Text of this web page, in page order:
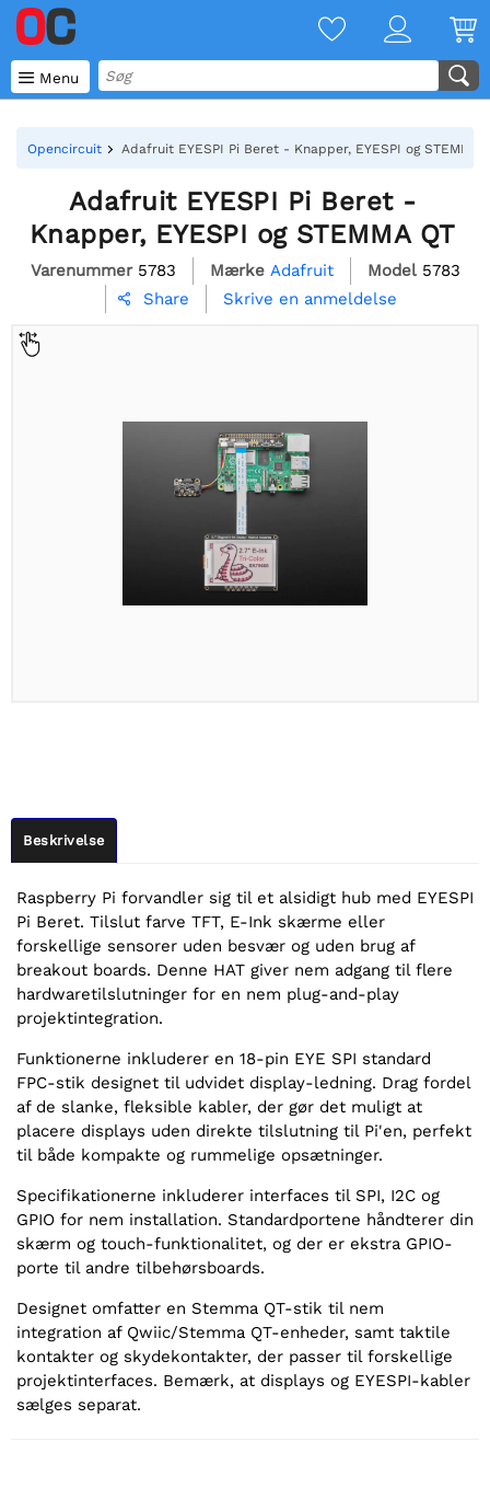
 Menu
Opencircuit Adafruit EYESPI Pi Beret - Knapper, EYESPI og STEMMA
Adafruit EYESPI Pi Beret -
Knapper, EYESPI og STEMMA QT
Varenummer 5783 Mærke Adafruit Model 5783
 Share Skrive en anmeldelse
Beskrivelse
Raspberry Pi forvandler sig til et alsidigt hub med EYESPI
Pi Beret. Tilslut farve TFT, E-Ink skærme eller
forskellige sensorer uden besvær og uden brug af
breakout boards. Denne HAT giver nem adgang til flere
hardwaretilslutninger for en nem plug-and-play
projektintegration.
Funktionerne inkluderer en 18-pin EYE SPI standard
FPC-stik designet til udvidet display-ledning. Drag fordel
af de slanke, fleksible kabler, der gør det muligt at
placere displays uden direkte tilslutning til Pi'en, perfekt
til både kompakte og rummelige opsætninger.
Specifikationerne inkluderer interfaces til SPI, I2C og
GPIO for nem installation. Standardportene håndterer din
skærm og touch-funktionalitet, og der er ekstra GPIO-
porte til andre tilbehørsboards.
Designet omfatter en Stemma QT-stik til nem
integration af Qwiic/Stemma QT-enheder, samt taktile
kontakter og skydekontakter, der passer til forskellige
projektinterfaces. Bemærk, at displays og EYESPI-kabler
sælges separat.